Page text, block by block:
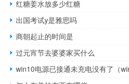
红糖姜水放多少红糖
出国考试y是雅思吗
商朝起止的时间是
过元宵节去婆婆家买什么
win10电源已接通未充电没有了（